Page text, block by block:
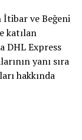
ve Beğeni
katılan
DHL Express
yanı sıra
hakkında